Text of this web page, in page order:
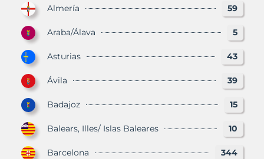
Almería 59
Araba/Álava 5
Asturias 43
Ávila 39
Badajoz 15
Balears, Illes/ Islas Baleares 10
Barcelona 344